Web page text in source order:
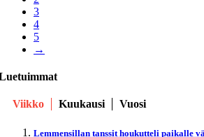
3
4
5
→
Viikko Kuukausi Vuosi
Lemmensillan tanssit houkutteli paikalle